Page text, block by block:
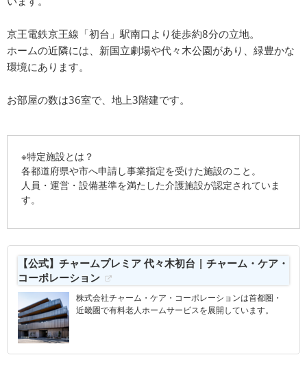
京王電鉄京王線「初台」駅南口より徒歩約8分の立地。
ホームの近隣には、新国立劇場や代々木公園があり、緑豊かな
環境にあります。
お部屋の数は36室で、地上3階建です。
※特定施設とは？
各都道府県や市へ申請し事業指定を受けた施設のこと。
人員・運営・設備基準を満たした介護施設が認定されていま
す。
【公式】チャームプレミア 代々木初台 | チャーム・ケア・
コーポレーション
株式会社チャーム・ケア・コーポレーションは首都圏・
近畿圏で有料老人ホームサービスを展開しています。